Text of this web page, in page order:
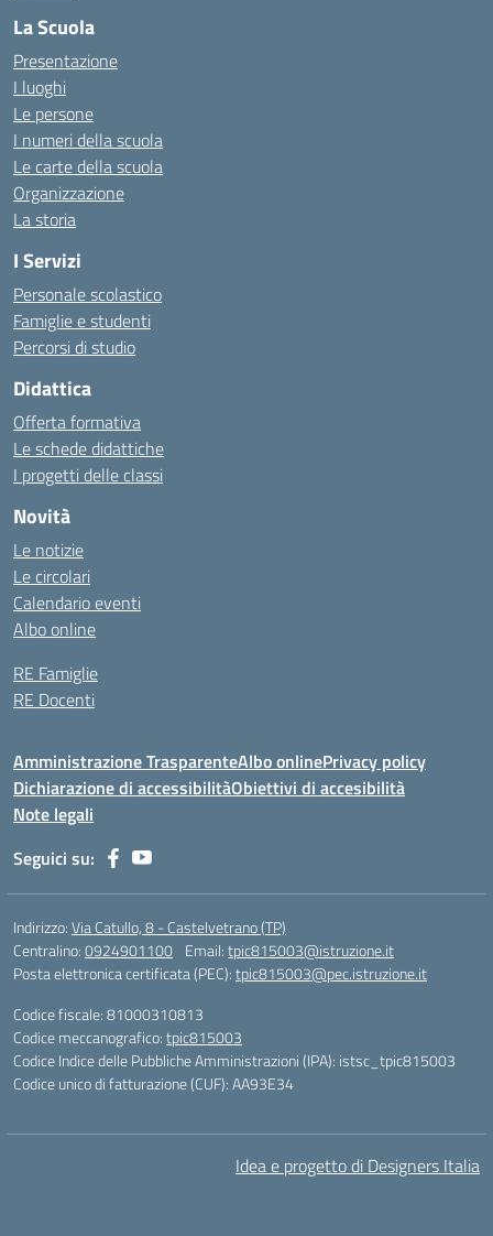
La Scuola
Presentazione
I luoghi
Le persone
I numeri della scuola
Le carte della scuola
Organizzazione
La storia
I Servizi
Personale scolastico
Famiglie e studenti
Percorsi di studio
Didattica
Offerta formativa
Le schede didattiche
I progetti delle classi
Novità
Le notizie
Le circolari
Calendario eventi
Albo online
RE Famiglie
RE Docenti
Amministrazione TrasparenteAlbo onlinePrivacy policy
Dichiarazione di accessibilitàObiettivi di accesibilità
Note legali
Seguici su:
Indirizzo:Via Catullo, 8 - Castelvetrano (TP)
Centralino:0924901100 Email:tpic815003@istruzione.it
Posta elettronica certificata (PEC):tpic815003@pec.istruzione.it
Codice fiscale: 81000310813
Codice meccanografico:tpic815003
Codice Indice delle Pubbliche Amministrazioni (IPA): istsc_tpic815003
Codice unico di fatturazione (CUF): AA93E34
Idea e progetto di Designers Italia